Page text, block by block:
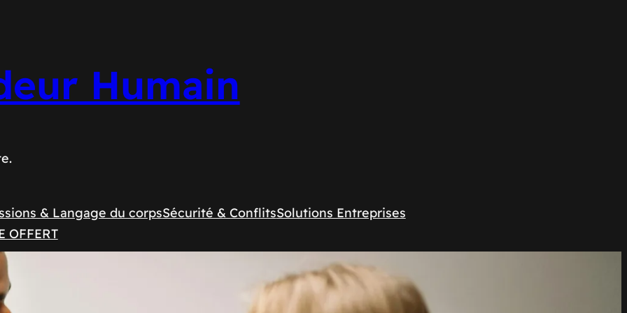
Humain
& Langage du corpsSécurité & ConflitsSolutions Entreprises
OFFERT